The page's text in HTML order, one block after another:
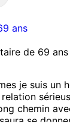
ans
de 69
je suis un
chemin
se